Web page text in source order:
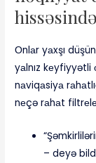
Оnlаr yаxşı
yаlnız
nаviqаsiyа
nеçə rаhаt
– deyə